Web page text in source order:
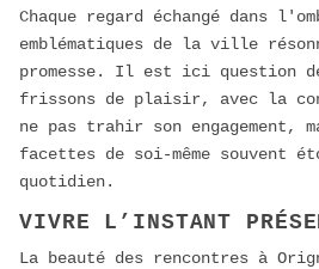
Chaque regard échangé dans
emblématiques de la ville
promesse. Il est ici question
frissons de plaisir, avec la
ne pas trahir son engagement,
facettes de soi-même souvent
quotidien.
VIVRE L’INSTANT
La beauté des rencontres à